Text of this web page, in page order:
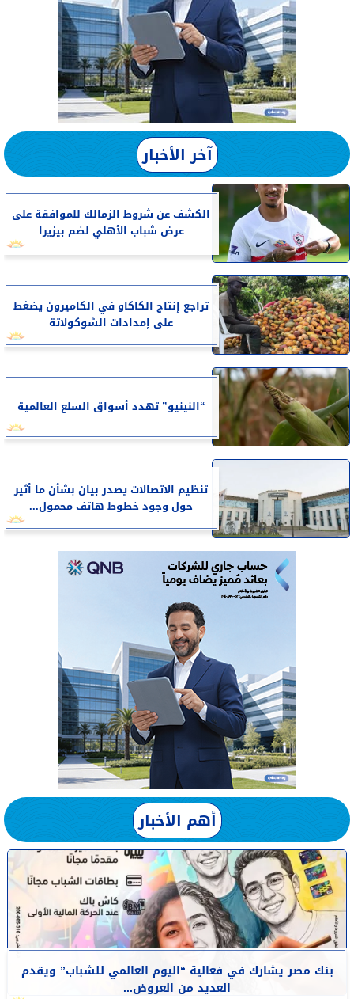
آخر الأخبار
الكشف عن شروط الزمالك للموافقة على
عرض شباب الأهلي لضم بيزيرا
تراجع إنتاج الكاكاو في الكاميرون يضغط
على إمدادات الشوكولاتة
“النينيو” تهدد أسواق السلع العالمية
تنظيم الاتصالات يصدر بيان بشأن ما أثير
حول وجود خطوط هاتف محمول...
أهم الأخبار
بنك مصر يشارك في فعالية “اليوم العالمي للشباب” ويقدم
العديد من العروض...